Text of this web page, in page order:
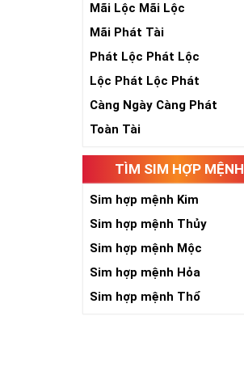
Mãi Lộc Mãi Lộc
Mãi Phát Tài
Phát Lộc Phát Lộc
Lộc Phát Lộc Phát
Càng Ngày Càng Phát
Toàn Tài
TÌM SIM HỢP MỆNH
Sim hợp mệnh Kim
Sim hợp mệnh Thủy
Sim hợp mệnh Mộc
Sim hợp mệnh Hỏa
Sim hợp mệnh Thổ